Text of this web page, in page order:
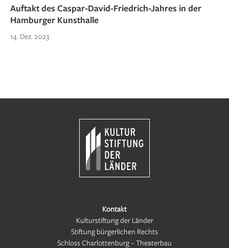
Auftakt des Caspar-David-Friedrich-Jahres in der
Hamburger Kunsthalle
14. Dez. 2023
Kontakt
Kulturstiftung der Länder
Stiftung bürgerlichen Rechts
Schloss Charlottenburg – Theaterbau